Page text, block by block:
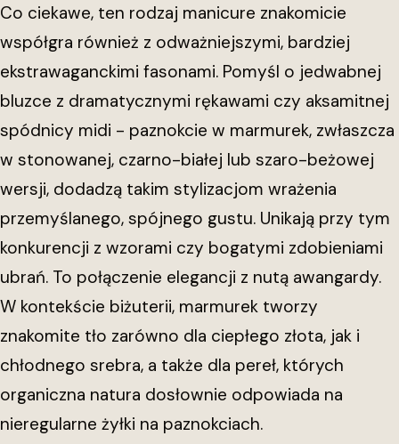
Co ciekawe, ten rodzaj manicure znakomicie
współgra również z odważniejszymi, bardziej
ekstrawaganckimi fasonami. Pomyśl o jedwabnej
bluzce z dramatycznymi rękawami czy aksamitnej
spódnicy midi - paznokcie w marmurek, zwłaszcza
w stonowanej, czarno-białej lub szaro-beżowej
wersji, dodadzą takim stylizacjom wrażenia
przemyślanego, spójnego gustu. Unikają przy tym
konkurencji z wzorami czy bogatymi zdobieniami
ubrań. To połączenie elegancji z nutą awangardy.
W kontekście biżuterii, marmurek tworzy
znakomite tło zarówno dla ciepłego złota, jak i
chłodnego srebra, a także dla pereł, których
organiczna natura dosłownie odpowiada na
nieregularne żyłki na paznokciach.